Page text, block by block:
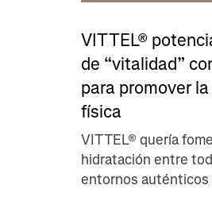
​​VITTEL®
de “vitalidad”
para promover
física
VITTEL® quería
hidratación entre
entornos auténticos